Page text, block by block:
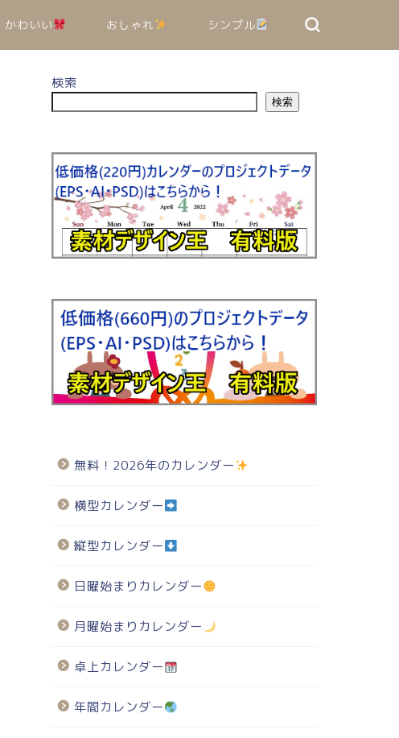
かわいい おしゃれ シンプル
検索
検索
無料！2026年のカレンダー
横型カレンダー
縦型カレンダー
日曜始まりカレンダー
月曜始まりカレンダー
卓上カレンダー
年間カレンダー